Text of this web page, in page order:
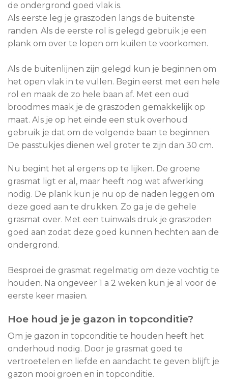
de ondergrond goed vlak is.
Als eerste leg je graszoden langs de buitenste
randen. Als de eerste rol is gelegd gebruik je een
plank om over te lopen om kuilen te voorkomen.
Als de buitenlijnen zijn gelegd kun je beginnen om
het open vlak in te vullen. Begin eerst met een hele
rol en maak de zo hele baan af. Met een oud
broodmes maak je de graszoden gemakkelijk op
maat. Als je op het einde een stuk overhoud
gebruik je dat om de volgende baan te beginnen.
De passtukjes dienen wel groter te zijn dan 30 cm.
Nu begint het al ergens op te lijken. De groene
grasmat ligt er al, maar heeft nog wat afwerking
nodig. De plank kun je nu op de naden leggen om
deze goed aan te drukken. Zo ga je de gehele
grasmat over. Met een tuinwals druk je graszoden
goed aan zodat deze goed kunnen hechten aan de
ondergrond.
Besproei de grasmat regelmatig om deze vochtig te
houden. Na ongeveer 1 a 2 weken kun je al voor de
eerste keer maaien.
Hoe houd je je gazon in topconditie?
Om je gazon in topconditie te houden heeft het
onderhoud nodig. Door je grasmat goed te
vertroetelen en liefde en aandacht te geven blijft je
gazon mooi groen en in topconditie.